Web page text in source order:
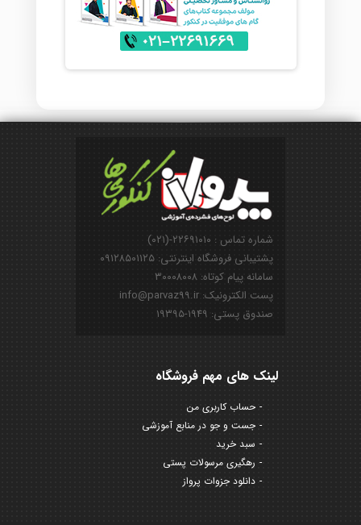
شماره تماس : ۲۲۶۹۱۰۱۰-(۰۲۱)
پشتیبانی فروشگاه اینترنتی: ۰۹۱۲۸۵۰۱۱۲۵
سامانه پیام کوتاه: ۳۰۰۰۸۰۰۸
پست الکترونیک: info@parvaz99.ir
صندوق پستی: ۱۹۴۹-۱۹۳۹۵
لینک های مهم فروشگاه
حساب کاربری من
جست و جو در منابع آموزشی
سبد خرید
رهگیری مرسولات پستی
دانلود جزوات پرواز